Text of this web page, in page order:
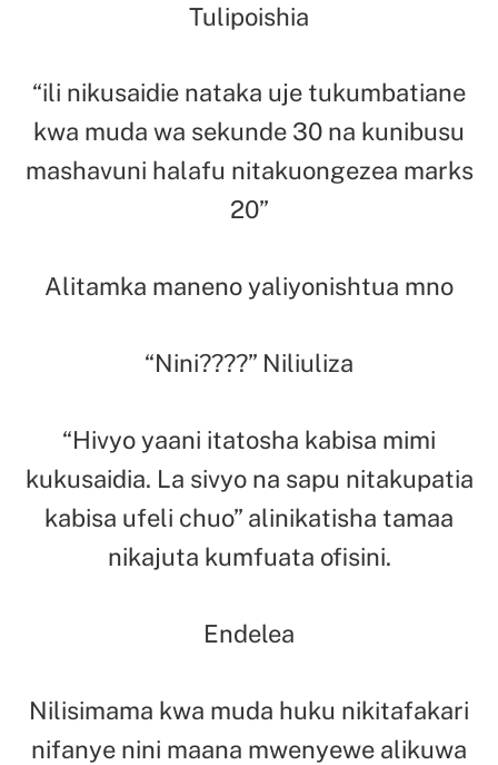
Tulipoishia
“ili nikusaidie nataka uje tukumbatiane
kwa muda wa sekunde 30 na kunibusu
mashavuni halafu nitakuongezea marks
20”
Alitamka maneno yaliyonishtua mno
“Nini????” Niliuliza
“Hivyo yaani itatosha kabisa mimi
kukusaidia. La sivyo na sapu nitakupatia
kabisa ufeli chuo” alinikatisha tamaa
nikajuta kumfuata ofisini.
Endelea
Nilisimama kwa muda huku nikitafakari
nifanye nini maana mwenyewe alikuwa